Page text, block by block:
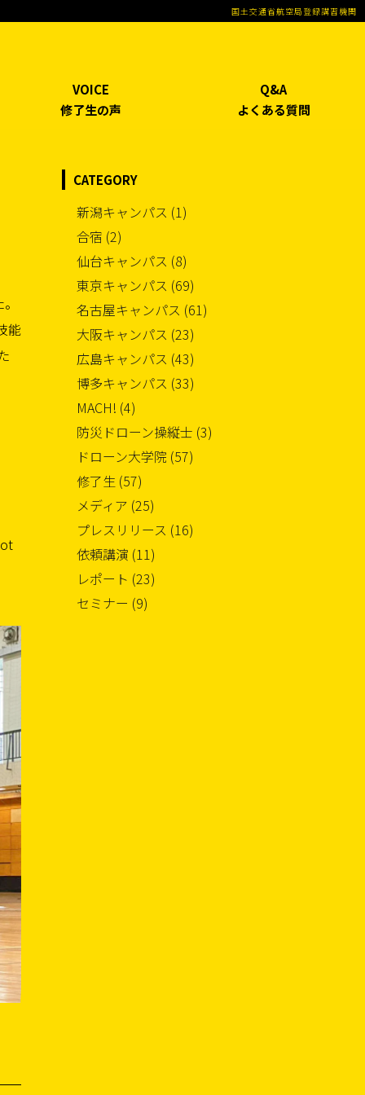
国土交通省航空局登録講習機関
VOICE
修了生の声
Q&A
よくある質問
能
CATEGORY
新潟キャンパス (1)
合宿 (2)
仙台キャンパス (8)
東京キャンパス (69)
名古屋キャンパス (61)
大阪キャンパス (23)
広島キャンパス (43)
博多キャンパス (33)
MACH! (4)
防災ドローン操縦士 (3)
ドローン大学院 (57)
修了生 (57)
メディア (25)
プレスリリース (16)
依頼講演 (11)
レポート (23)
セミナー (9)